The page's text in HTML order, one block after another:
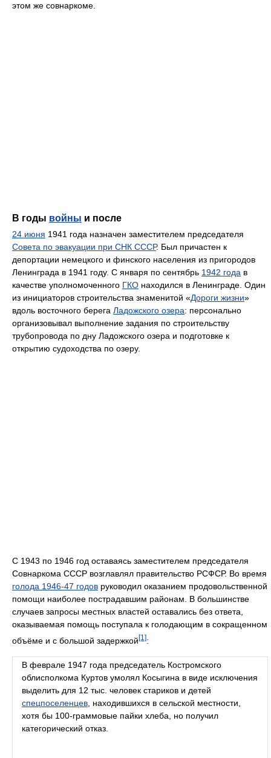
этом же совнаркоме.
В годы войны и после
24 июня 1941 года назначен заместителем председателя
Совета по эвакуации при СНК СССР. Был причастен к
депортации немецкого и финского населения из пригородов
Ленинграда в 1941 году. С января по сентябрь 1942 года в
качестве уполномоченного ГКО находился в Ленинграде. Один
из инициаторов строительства знаменитой «Дороги жизни»
вдоль восточного берега Ладожского озера: персонально
организовывал выполнение задания по строительству
трубопровода по дну Ладожского озера и подготовке к
открытию судоходства по озеру.
C 1943 по 1946 год оставаясь заместителем председателя
Совнаркома СССР возглавлял правительство РСФСР. Во время
голода 1946-47 годов руководил оказанием продовольственной
помощи наиболее пострадавшим районам. В большинстве
случаев запросы местных властей оставались без ответа,
оказываемая помощь поступала к голодающим в сокращенном
объёме и с большой задержкой[1]:
В феврале 1947 года председатель Костромского
облисполкома Куртов умолял Косыгина в виде исключения
выделить для 12 тыс. человек стариков и детей
спецпоселенцев , находившихся в сельской местности,
хотя бы 100-граммовые пайки хлеба, но получил
категорический отказ.